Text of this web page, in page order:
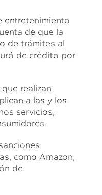
entretenimiento
de que la
de trámites al
de crédito por
realizan
a las y los
servicios,
como Amazon,
de